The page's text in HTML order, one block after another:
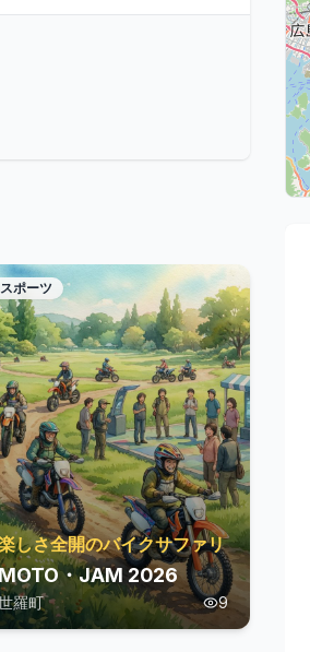
スポーツ
しさ全開のバイクサファリ
・JAM 2026
羅町 9